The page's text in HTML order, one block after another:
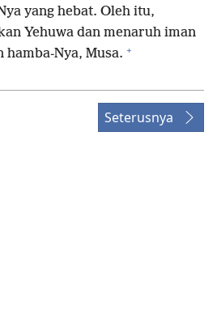
yang hebat. Oleh itu,
Yehuwa dan menaruh iman
hamba-Nya, Musa. +
Seterusnya